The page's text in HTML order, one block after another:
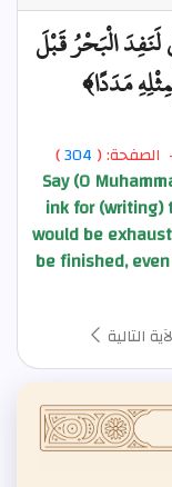
الْبَحْرُ قَبْلَ
مَدَدًا﴾
(
304
)
Say (O
ink for (writing)
would be
be finished,
التالية